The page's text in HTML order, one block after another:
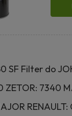
SF Filter do
ZETOR: 7340
RENAULT: